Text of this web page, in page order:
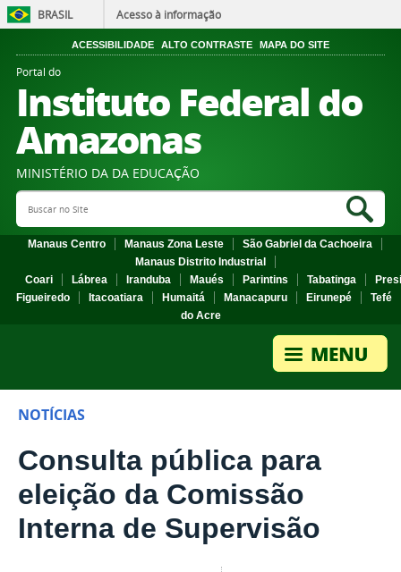
BRASIL Acesso à informação
ACESSIBILIDADE ALTO CONTRASTE MAPA DO SITE
Portal do
Instituto Federal do
Amazonas
MINISTÉRIO DA DA EDUCAÇÃO
Search Site
Manaus Centro Manaus Zona Leste
São Gabriel da Cachoeira
Manaus Distrito Industrial
Coari
Lábrea Iranduba Maués Parintins Tabatinga
Figueiredo
Itacoatiara Humaitá Manacapuru Eirunepé
Tefé
do Acre
NOTÍCIAS
Consulta pública para
eleição da Comissão
Interna de Supervisão